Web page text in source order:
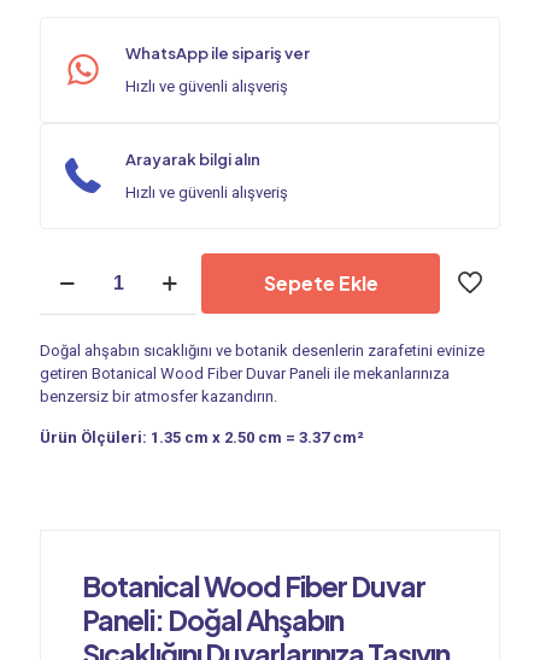
5.400,00₺.
WhatsApp ile sipariş ver
Hızlı ve güvenli alışveriş
Arayarak bilgi alın
Hızlı ve güvenli alışveriş
Paneli
Wood
PT
3310
Sepete Ekle
Doğal ahşabın sıcaklığını ve botanik desenlerin zarafetini evinize
getiren Botanical Wood Fiber Duvar Paneli ile mekanlarınıza
benzersiz bir atmosfer kazandırın.
Ürün Ölçüleri: 1.35 cm x 2.50 cm = 3.37 cm²
Botanical Wood Fiber Duvar
Paneli: Doğal Ahşabın
Sıcaklığını Duvarlarınıza Taşıyın